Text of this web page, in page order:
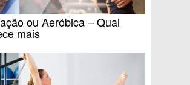
ou Aeróbica – Qual
mais